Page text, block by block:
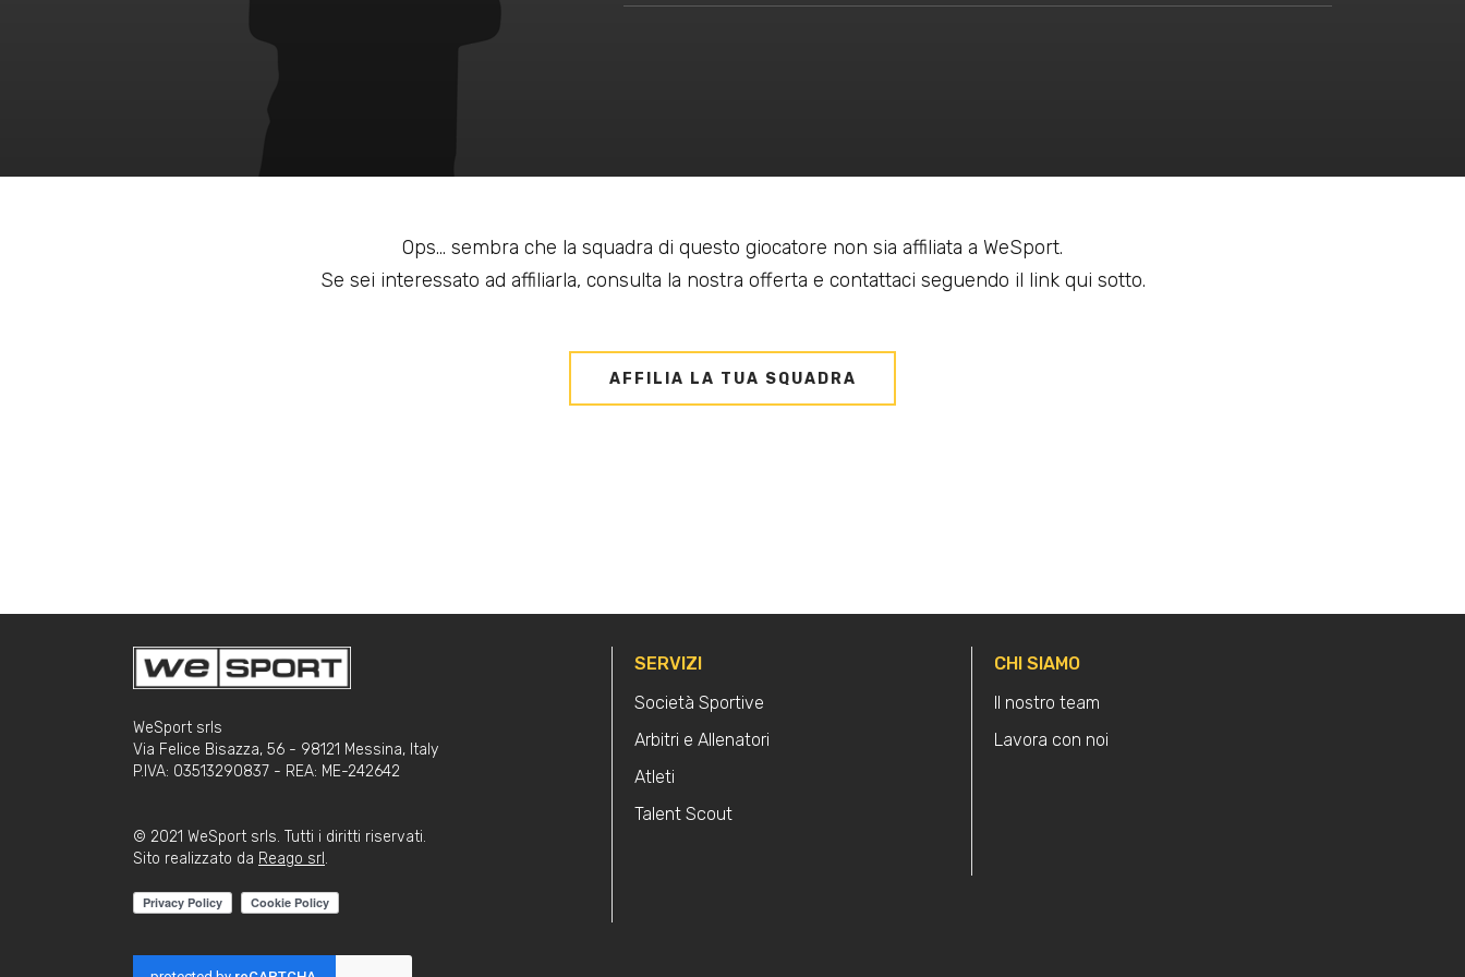
Ops... sembra che la squadra di questo giocatore non sia affiliata a WeSport.
Se sei interessato ad affiliarla, consulta la nostra offerta e contattaci seguendo il link qui sotto.
AFFILIA LA TUA SQUADRA
WeSport srls
Via Felice Bisazza, 56 - 98121 Messina, Italy
P.IVA: 03513290837 - REA: ME-242642
© 2021 WeSport srls. Tutti i diritti riservati.
Sito realizzato da Reago srl .
SERVIZI
Società Sportive
Arbitri e Allenatori
Atleti
Talent Scout
CHI SIAMO
Il nostro team
Lavora con noi